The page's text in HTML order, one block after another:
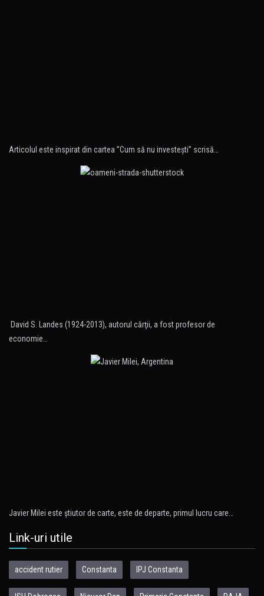
Articolul este inspirat din cartea ”Cum să nu investeşti” scrisă…
David S. Landes (1924-2013), autorul cărţii, a fost profesor de
economie…
Javier Milei este ştiutor de carte, este de departe, primul lucru care…
Link-uri utile
accident rutier Constanta IPJ Constanta